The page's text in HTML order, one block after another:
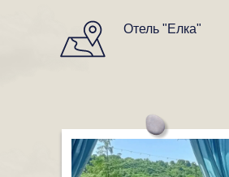
Отель "Елка"